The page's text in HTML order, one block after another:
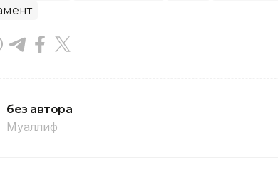
без автора
Муаллиф